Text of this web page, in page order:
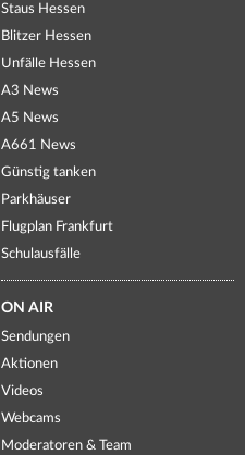
Staus Hessen
Blitzer Hessen
Unfälle Hessen
A3 News
A5 News
A661 News
Günstig tanken
Parkhäuser
Flugplan Frankfurt
Schulausfälle
ON AIR
Sendungen
Aktionen
Videos
Webcams
Moderatoren & Team